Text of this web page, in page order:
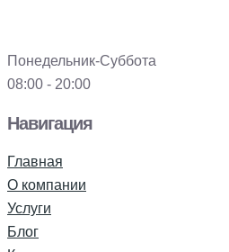
Понедельник-Суббота
08:00 - 20:00
Навигация
Главная
О компании
Услуги
Блог